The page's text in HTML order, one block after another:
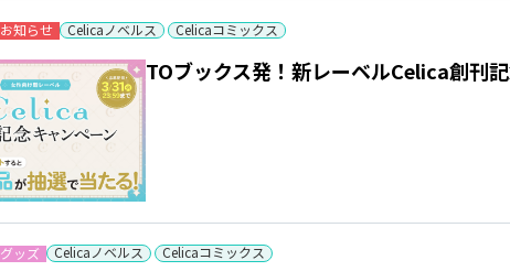
お知らせ Celicaノベルス Celicaコミックス
TOブックス発！新レーベルCelica創刊
グッズ Celicaノベルス Celicaコミックス